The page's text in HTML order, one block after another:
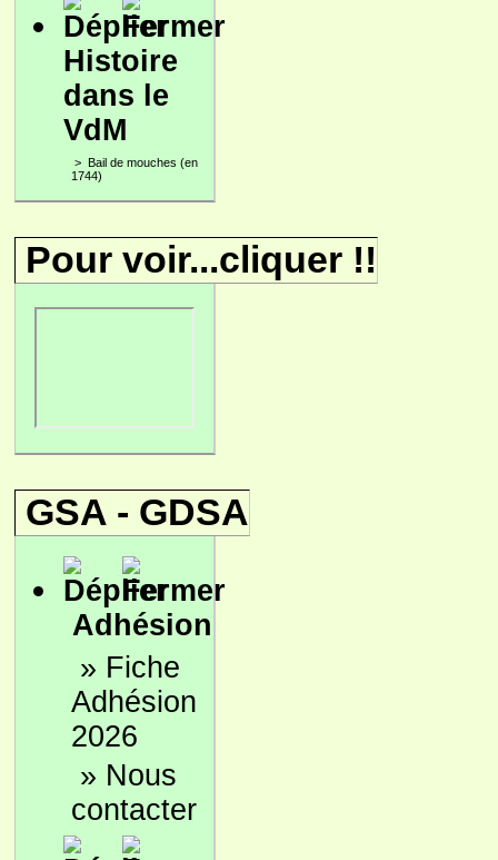
Histoire
dans le
VdM
> Bail de mouches (en
1744)
Pour voir...cliquer !!
GSA - GDSA
Adhésion
» Fiche
Adhésion
2026
» Nous
contacter